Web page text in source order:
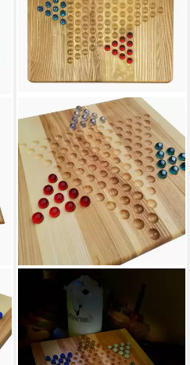
MADERA SPIELZEUGE
Eschenholz 2-3, famlilienspiel,
zeitloser Klassiker für
strategischen Spielspaß